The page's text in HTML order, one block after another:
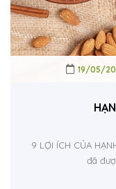
19/05/
9 LỢI ÍCH CỦA
đã